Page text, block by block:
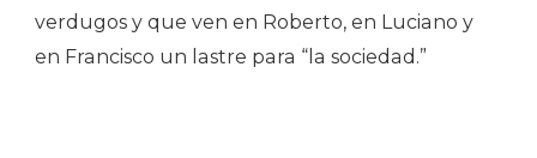
verdugos y que ven en Roberto, en Luciano y
en Francisco un lastre para “la sociedad.”